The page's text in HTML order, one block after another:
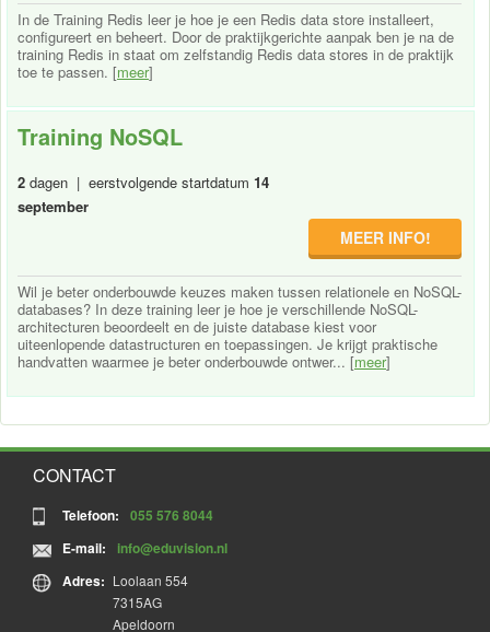
In de Training Redis leer je hoe je een Redis data store installeert,
configureert en beheert. Door de praktijkgerichte aanpak ben je na de
training Redis in staat om zelfstandig Redis data stores in de praktijk
toe te passen. [meer]
Training NoSQL
2 dagen | eerstvolgende startdatum 14
september
MEER INFO!
Wil je beter onderbouwde keuzes maken tussen relationele en NoSQL-
databases? In deze training leer je hoe je verschillende NoSQL-
architecturen beoordeelt en de juiste database kiest voor
uiteenlopende datastructuren en toepassingen. Je krijgt praktische
handvatten waarmee je beter onderbouwde ontwer... [meer]
CONTACT
Telefoon:
055 576 8044
E-mail:
info@eduvision.nl
Adres: Loolaan 554
7315AG
Apeldoorn